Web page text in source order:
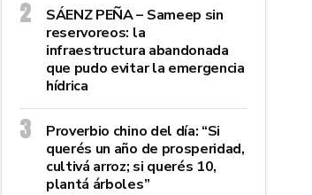
SÁENZ PEÑA – Sameep sin
reservoreos: la
infraestructura abandonada
que pudo evitar la emergencia
hídrica
Proverbio chino del día: “Si
querés un año de prosperidad,
cultivá arroz; si querés 10,
plantá árboles”